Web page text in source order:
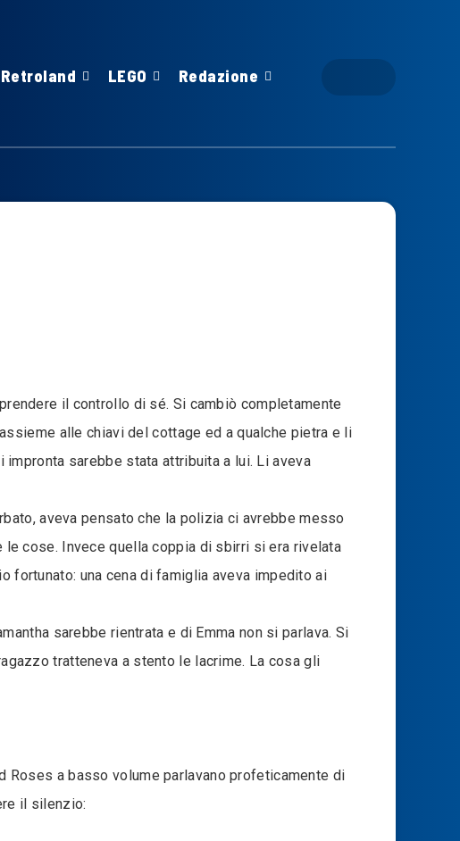
Retroland LEGO Redazione
il controllo di sé. Si cambiò completamente
alle chiavi del cottage ed a qualche pietra e li
sarebbe stata attribuita a lui. Li aveva
aveva pensato che la polizia ci avrebbe messo
le cose. Invece quella coppia di sbirri si era rivelata
fortunato: una cena di famiglia aveva impedito ai
sarebbe rientrata e di Emma non si parlava. Si
tratteneva a stento le lacrime. La cosa gli
Roses a basso volume parlavano profeticamente di
il silenzio: